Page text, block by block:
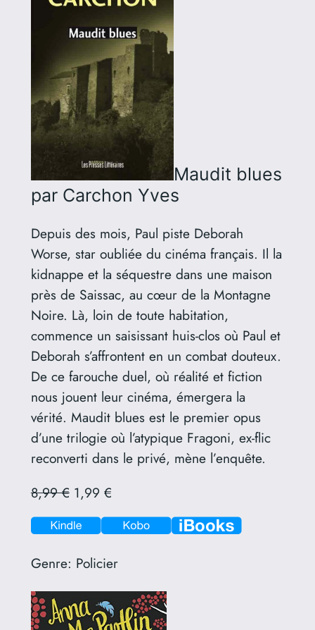
Maudit blues
par Carchon Yves
Depuis des mois, Paul piste Deborah
Worse, star oubliée du cinéma français. Il la
kidnappe et la séquestre dans une maison
près de Saissac, au cœur de la Montagne
Noire. Là, loin de toute habitation,
commence un saisissant huis-clos où Paul et
Deborah s’affrontent en un combat douteux.
De ce farouche duel, où réalité et fiction
nous jouent leur cinéma, émergera la
vérité. Maudit blues est le premier opus
d’une trilogie où l’atypique Fragoni, ex-flic
reconverti dans le privé, mène l’enquête.
8,99 €1,99 €
Genre: Policier